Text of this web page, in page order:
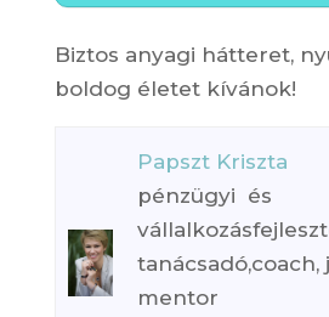
Biztos anyagi hátteret,
boldog életet kívánok!
Papszt Kriszta
pénzügyi és
tanácsadó,coach,
mentor